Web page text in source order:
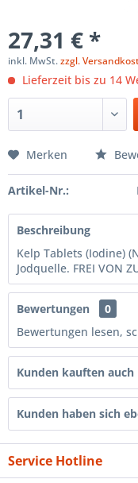
27,31 € *
inkl. MwSt.zzgl.
Lieferzeit bis zu 14
Merken
Artikel-Nr.:
Beschreibung
Kelp Tablets (Iodine)
Jodquelle. FREI VON
Bewertungen
0
Bewertungen lesen,
Kunden kauften auch
Kunden haben sich
Service Hotline